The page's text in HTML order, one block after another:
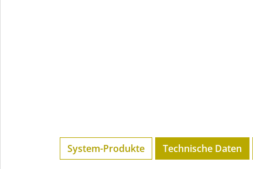
System-Produkte Technische Daten